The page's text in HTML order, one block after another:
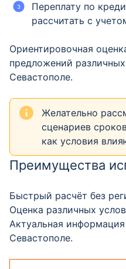
Переплату по
рассчитать с
Ориентировочная
предложений
Севастополе.
Желательно
сценариев
как условия
Преимущества
Быстрый расчёт без
Оценка различных
Актуальная
Севастополе.